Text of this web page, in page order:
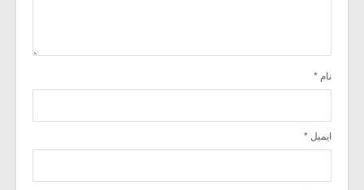
نام *
ایمیل *